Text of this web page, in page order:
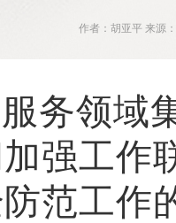
作者：胡亚平 来
务领域
强工作
范工作